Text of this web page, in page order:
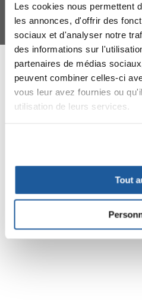
Les cookies nous permettent
les annonces, d'offrir des
sociaux et d'analyser notre
des informations sur
partenaires de médias
peuvent combiner celles-ci
vous leur avez fournies ou
utilisation de leurs services.
Tout
Mahlow (Germania) -
Tous les prix incluent la
© 2024-2026
FERA